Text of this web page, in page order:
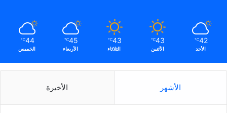
42
℃
الأحد
43
℃
الأثنين
43
℃
الثلاثاء
45
℃
الأربعاء
44
℃
الخميس
الأشهر الأخيرة